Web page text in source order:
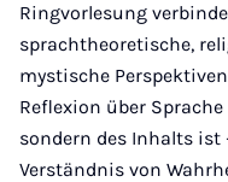
Ringvorlesung
sprachtheoretische,
mystische
Reflexion über
sondern des Inhalts
Verständnis von